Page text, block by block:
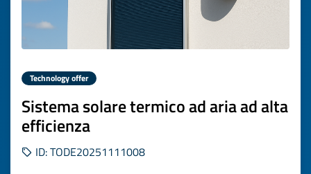
Technology offer
Sistema solare termico ad aria ad alta
efficienza
ID: TODE20251111008